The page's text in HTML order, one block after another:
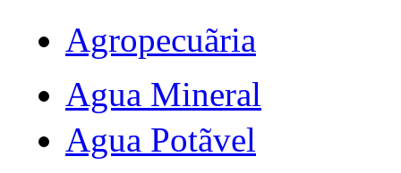
Agropecuãria
Agua Mineral
Agua Potãvel